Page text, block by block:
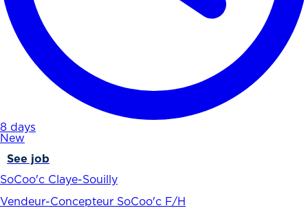
8 days
New
See job
SoCoo'c Claye-Souilly
Vendeur-Concepteur SoCoo'c F/H